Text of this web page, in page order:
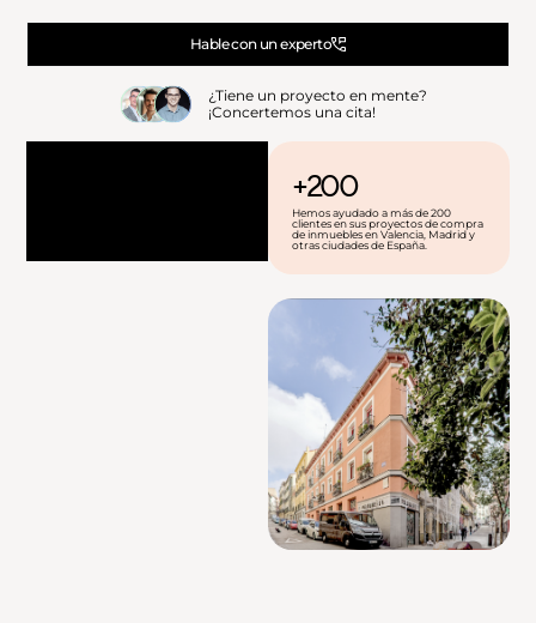
Hable con un experto
¿Tiene un proyecto en mente?
¡Concertemos una cita!
+200
Hemos ayudado a más de 200
clientes en sus proyectos de compra
de inmuebles en Valencia, Madrid y
otras ciudades de España.